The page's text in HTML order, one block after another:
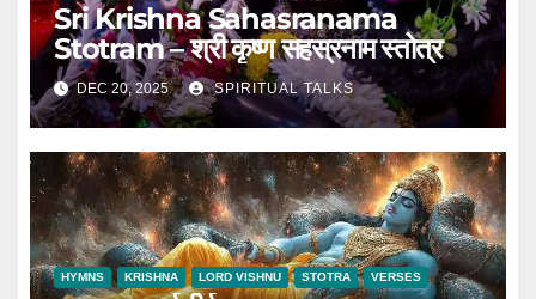
Sri Krishna Sahasranama
Stotram – श्री कृष्ण सहस्रनाम स्तोत्र
DEC 20, 2025 SPIRITUAL TALKS
HYMNS KRISHNA LORD VISHNU STOTRA VERSES